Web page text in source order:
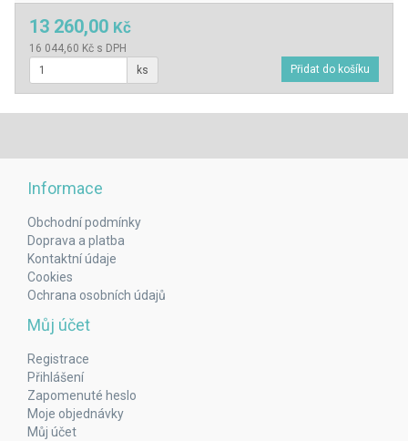
13 260,00 Kč
16 044,60 Kč s DPH
ks
Informace
Obchodní podmínky
Doprava a platba
Kontaktní údaje
Cookies
Ochrana osobních údajů
Můj účet
Registrace
Přihlášení
Zapomenuté heslo
Moje objednávky
Můj účet